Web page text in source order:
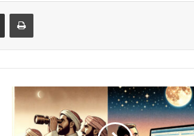
Partager par email Imprimer